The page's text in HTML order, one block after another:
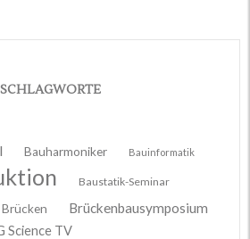
SCHLAGWORTE
Bauharmoniker Bauinformatik
Baustatik-Seminar
Brücken Brückenbausymposium
Science TV